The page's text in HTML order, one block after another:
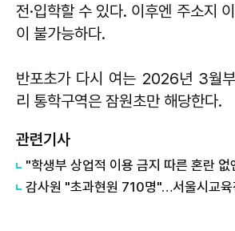
전·입학할 수 있다. 이후엔 주소지
이 불가능하다.
반포초가 다시 여는 2026년 3월
리 통학구역은 잠원초만 해당한다.
관련기사